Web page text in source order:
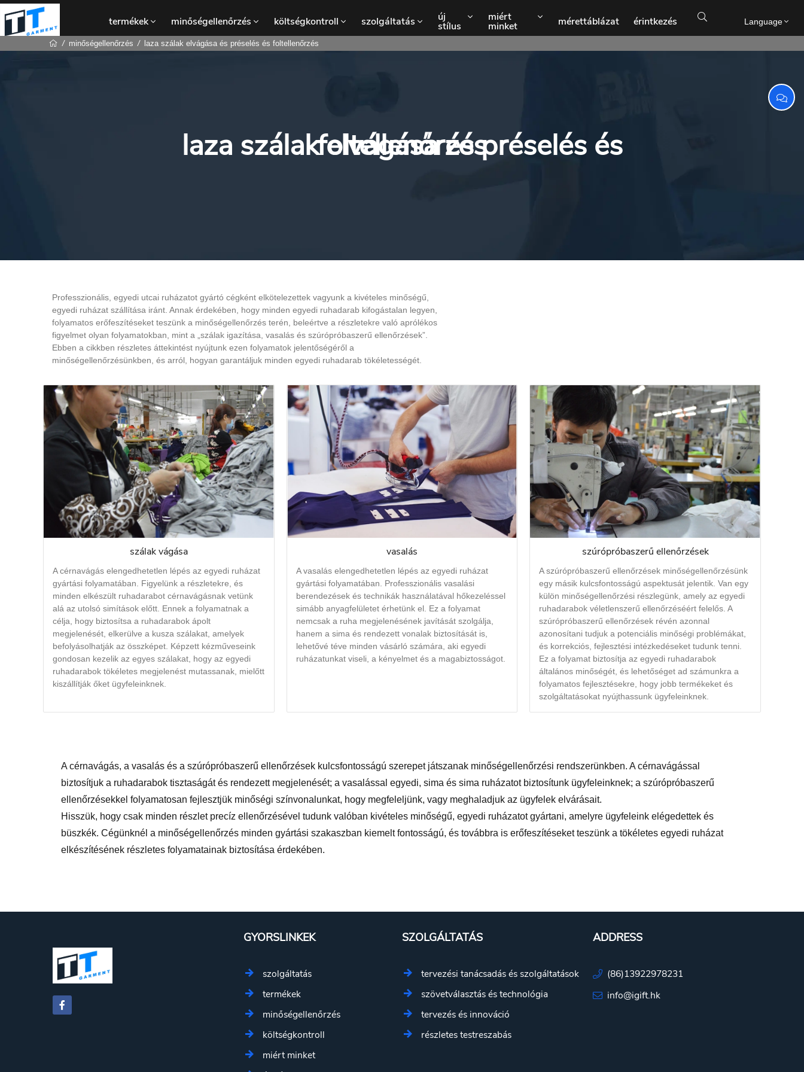
termékek minőségellenőrzés költségkontroll szolgáltatás új
stílus
miért
minket mérettáblázat érintkezés  Language
minőségellenőrzés laza szálak elvágása és préselés és foltellenőrzés
laza szálak elvágása és préselés és foltellenőrzés
Professzionális, egyedi utcai ruházatot gyártó cégként elkötelezettek vagyunk a kivételes minőségű,
egyedi ruházat szállítása iránt. Annak érdekében, hogy minden egyedi ruhadarab kifogástalan legyen,
folyamatos erőfeszítéseket teszünk a minőségellenőrzés terén, beleértve a részletekre való aprólékos
figyelmet olyan folyamatokban, mint a „szálak igazítása, vasalás és szúrópróbaszerű ellenőrzések”.
Ebben a cikkben részletes áttekintést nyújtunk ezen folyamatok jelentőségéről a
minőségellenőrzésünkben, és arról, hogyan garantáljuk minden egyedi ruhadarab tökéletességét.
szálak vágása
A cérnavágás elengedhetetlen lépés az egyedi ruházat
gyártási folyamatában. Figyelünk a részletekre, és
minden elkészült ruhadarabot cérnavágásnak vetünk
alá az utolsó simítások előtt. Ennek a folyamatnak a
célja, hogy biztosítsa a ruhadarabok ápolt
megjelenését, elkerülve a kusza szálakat, amelyek
befolyásolhatják az összképet. Képzett kézműveseink
gondosan kezelik az egyes szálakat, hogy az egyedi
ruhadarabok tökéletes megjelenést mutassanak, mielőtt
kiszállítják őket ügyfeleinknek.
vasalás
A vasalás elengedhetetlen lépés az egyedi ruházat
gyártási folyamatában. Professzionális vasalási
berendezések és technikák használatával hőkezeléssel
simább anyagfelületet érhetünk el. Ez a folyamat
nemcsak a ruha megjelenésének javítását szolgálja,
hanem a sima és rendezett vonalak biztosítását is,
lehetővé téve minden vásárló számára, aki egyedi
ruházatunkat viseli, a kényelmet és a magabiztosságot.
szúrópróbaszerű ellenőrzések
A szúrópróbaszerű ellenőrzések minőségellenőrzésünk
egy másik kulcsfontosságú aspektusát jelentik. Van egy
külön minőségellenőrzési részlegünk, amely az egyedi
ruhadarabok véletlenszerű ellenőrzéséért felelős. A
szúrópróbaszerű ellenőrzések révén azonnal
azonosítani tudjuk a potenciális minőségi problémákat,
és korrekciós, fejlesztési intézkedéseket tudunk tenni.
Ez a folyamat biztosítja az egyedi ruhadarabok
általános minőségét, és lehetőséget ad számunkra a
folyamatos fejlesztésekre, hogy jobb termékeket és
szolgáltatásokat nyújthassunk ügyfeleinknek.
A cérnavágás, a vasalás és a szúrópróbaszerű ellenőrzések kulcsfontosságú szerepet játszanak minőségellenőrzési rendszerünkben. A cérnavágással
biztosítjuk a ruhadarabok tisztaságát és rendezett megjelenését; a vasalással egyedi, sima és sima ruházatot biztosítunk ügyfeleinknek; a szúrópróbaszerű
ellenőrzésekkel folyamatosan fejlesztjük minőségi színvonalunkat, hogy megfeleljünk, vagy meghaladjuk az ügyfelek elvárásait.
Hisszük, hogy csak minden részlet precíz ellenőrzésével tudunk valóban kivételes minőségű, egyedi ruházatot gyártani, amelyre ügyfeleink elégedettek és
büszkék. Cégünknél a minőségellenőrzés minden gyártási szakaszban kiemelt fontosságú, és továbbra is erőfeszítéseket teszünk a tökéletes egyedi ruházat
elkészítésének részletes folyamatainak biztosítása érdekében.
GYORSLINKEK
szolgáltatás
termékek
minőségellenőrzés
költségkontroll
miért minket
SZOLGÁLTATÁS
tervezési tanácsadás és szolgáltatások
szövetválasztás és technológia
tervezés és innováció
részletes testreszabás
ADDRESS
(86)13922978231
info@igift.hk